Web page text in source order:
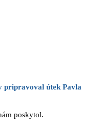
pripravoval útek Pavla
poskytol.